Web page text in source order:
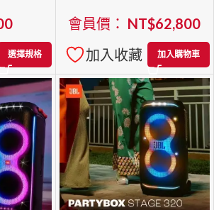
選擇規格
會員價： NT$62,800
加入收藏
加入購物車